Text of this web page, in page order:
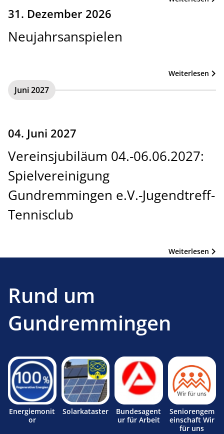
31. Dezember 2026
Neujahrsanspielen
Weiterlesen
Juni 2027
04. Juni 2027
Vereinsjubiläum 04.-06.06.2027:
Spielvereinigung
Gundremmingen e.V.-Jugendtreff-
Tennisclub
Weiterlesen
Rund um
Gundremmingen
Energiemonit
or
Solarkataster
Bundesagent
ur für Arbeit
Seniorengem
einschaft Wir
für uns